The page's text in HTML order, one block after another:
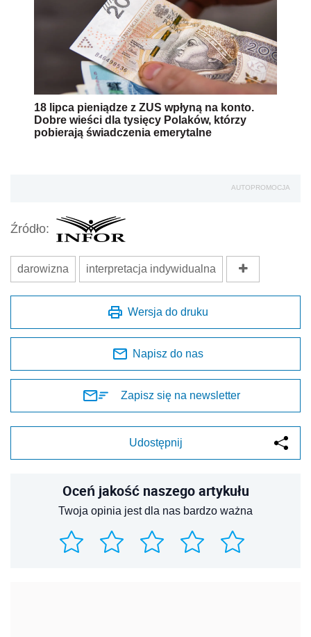
18 lipca pieniądze z ZUS wpłyną na konto.
Dobre wieści dla tysięcy Polaków, którzy
pobierają świadczenia emerytalne
AUTOPROMOCJA
Źródło:
darowizna interpretacja indywidualna
Wersja do druku
Napisz do nas
Zapisz się na newsletter
Udostępnij
Oceń jakość naszego artykułu
Twoja opinia jest dla nas bardzo ważna